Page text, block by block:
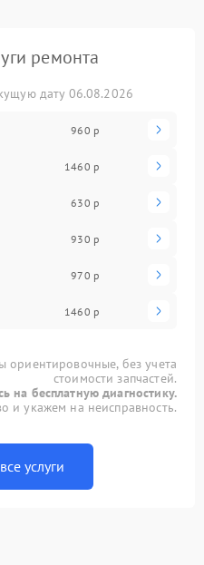
ремонта
дату 06.08.2026
960 р
1460 р
630 р
930 р
970 р
1460 р
ориентировочные, без учета
стоимости запчастей.
на бесплатную диагностику.
и укажем на неисправность.
услуги